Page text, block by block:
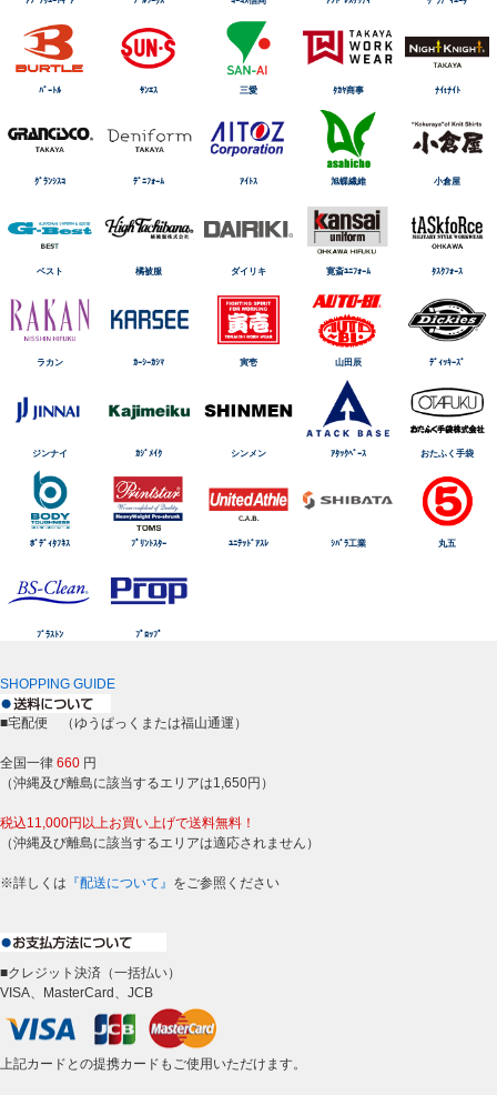
ﾊﾞｰﾄﾙ ｻﾝｴｽ 三愛 ﾀｶﾔ商事 ﾅｲtﾅｲﾄ
ｸﾞﾗﾝｼｽｺ ﾃﾞﾆﾌｫｰﾑ ｱｲﾄｽ 旭蝶繊維 小倉屋
ベスト 橘被服 ダイリキ 寛斎ﾕﾆﾌｫｰﾑ ﾀｽｸﾌｫｰｽ
ラカン ｶｰｼｰｶｼﾏ 寅壱 山田辰 ﾃﾞｨｯｷｰｽﾞ
ジンナイ ｶｼﾞﾒｲｸ シンメン ｱﾀｯｸﾍﾞｰｽ おたふく手袋
ﾎﾞﾃﾞｨﾀﾌﾈｽ ﾌﾟﾘﾝﾄｽﾀｰ ﾕﾆﾃｯﾄﾞｱｽﾚ ｼﾊﾞﾗ工業 丸五
ﾌﾞﾗｽﾄﾝ ﾌﾟﾛｯﾌﾟ
SHOPPING GUIDE
■宅配便 （ゆうぱっくまたは福山通運）
全国一律 660 円
（沖縄及び離島に該当するエリアは1,650円）
税込11,000円以上お買い上げで送料無料！
（沖縄及び離島に該当するエリアは適応されません）
※詳しくは 『配送について』 をご参照ください
■クレジット決済（一括払い）
VISA、MasterCard、JCB
上記カードとの提携カードもご使用いただけます。